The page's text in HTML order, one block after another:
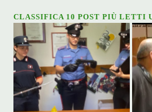
CLASSIFICA 10 POST PIÙ LETTI